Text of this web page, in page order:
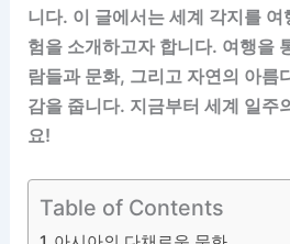
니다. 이 글에서는 세계 각지를
험을 소개하고자 합니다. 여행을
람들과 문화, 그리고 자연의 아름
감을 줍니다. 지금부터 세계 일주
요!
Table of Contents